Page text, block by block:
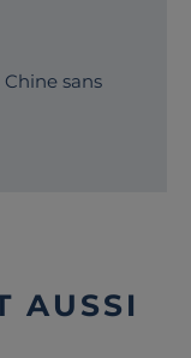
sans
AUSSI